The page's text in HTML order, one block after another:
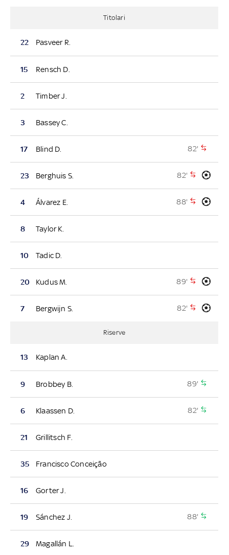
Titolari
22 Pasveer R.
15 Rensch D.
2 Timber J.
3 Bassey C.
17 Blind D. 82'
23 Berghuis S. 82'
4 Álvarez E. 88'
8 Taylor K.
10 Tadic D.
20 Kudus M. 89'
7 Bergwijn S. 82'
Riserve
13 Kaplan A.
9 Brobbey B. 89'
6 Klaassen D. 82'
21 Grillitsch F.
35 Francisco Conceição
16 Gorter J.
19 Sánchez J. 88'
29 Magallán L.